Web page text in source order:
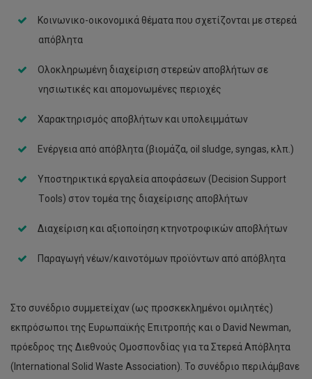
Κοινωνικο-οικονομικά θέματα που σχετίζονται με στερεά
απόβλητα
Ολοκληρωμένη διαχείριση στερεών αποβλήτων σε
νησιωτικές και απομονωμένες περιοχές
Χαρακτηρισμός αποβλήτων και υπολειμμάτων
Ενέργεια από απόβλητα (βιομάζα, oil sludge, syngas, κλπ.)
Υποστηρικτικά εργαλεία αποφάσεων (Decision Support
Τools) στον τομέα της διαχείρισης αποβλήτων
Διαχείριση και αξιοποίηση κτηνοτροφικών αποβλήτων
Παραγωγή νέων/καινοτόμων προϊόντων από απόβλητα
Στο συνέδριο συμμετείχαν (ως προσκεκλημένοι ομιλητές)
εκπρόσωποι της Ευρωπαϊκής Επιτροπής και ο David Newman,
πρόεδρος της Διεθνούς Ομοσπονδίας για τα Στερεά Απόβλητα
(International Solid Waste Association). Το συνέδριο περιλάμβανε